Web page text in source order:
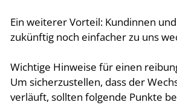
Ein weiterer Vorteil: Kundinnen
zukünftig noch einfacher zu uns
Wichtige Hinweise für einen
Um sicherzustellen, dass der
verläuft, sollten folgende Punkte